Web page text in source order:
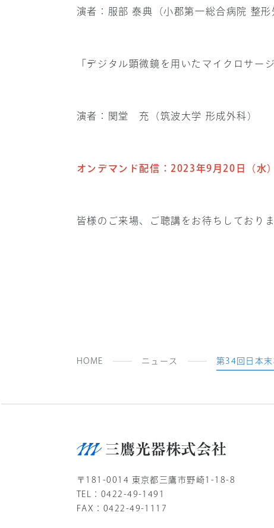
演者：服部 泰典（小郡第一総合病院 整形
「デジタル顕微鏡を用いたマイクロサー
演者：関堂 充（筑波大学 形成外科）
オンデマンド配信：2023年9月20日（水
皆様のご来場、ご聴講をお待ちしておりま
HOME ニュース 第34回日本
〒181-0014 東京都三鷹市野崎1-18-8
TEL：0422-49-1491
FAX：0422-49-1117